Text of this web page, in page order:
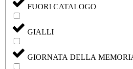
FUORI CATALOGO
GIALLI
GIORNATA DELLA